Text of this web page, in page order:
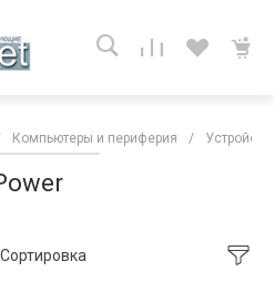
Компьютеры и периферия /
Сортировка